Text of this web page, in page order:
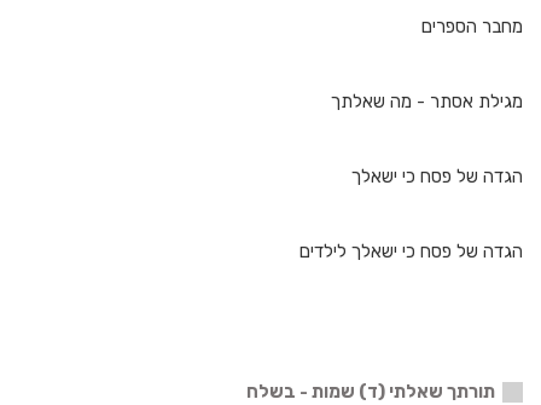
מחבר הספרים
מגילת אסתר - מה שאלתך
הגדה של פסח כי ישאלך
הגדה של פסח כי ישאלך לילדים
תורתך שאלתי (ד) שמות - בשלח